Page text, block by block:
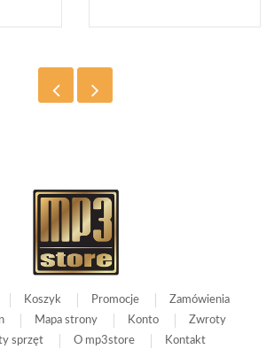
Koszyk Promocje
Zamówienia
Mapa strony Konto
Zwroty
sprzęt
O mp3store Kontakt